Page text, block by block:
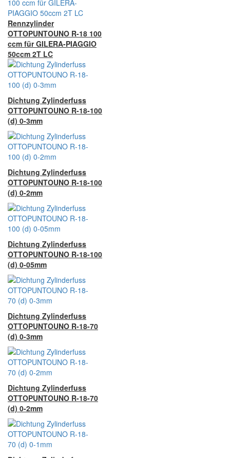
Rennzylinder
OTTOPUNTOUNO R-18 100
ccm für GILERA-PIAGGIO
50ccm 2T LC
Dichtung Zylinderfuss
OTTOPUNTOUNO R-18-100
(d) 0-3mm
Dichtung Zylinderfuss
OTTOPUNTOUNO R-18-100
(d) 0-2mm
Dichtung Zylinderfuss
OTTOPUNTOUNO R-18-100
(d) 0-05mm
Dichtung Zylinderfuss
OTTOPUNTOUNO R-18-70
(d) 0-3mm
Dichtung Zylinderfuss
OTTOPUNTOUNO R-18-70
(d) 0-2mm